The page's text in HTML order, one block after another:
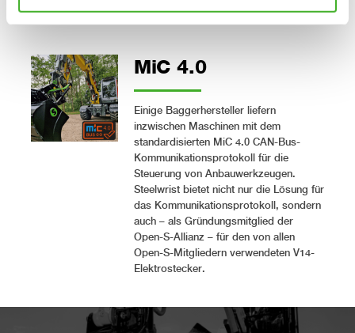
nur bei Kompaktbaggern eingesetzt.
MiC 4.0
Einige Baggerhersteller liefern
inzwischen Maschinen mit dem
standardisierten MiC 4.0 CAN-Bus-
Kommunikationsprotokoll für die
Steuerung von Anbauwerkzeugen.
Steelwrist bietet nicht nur die Lösung für
das Kommunikationsprotokoll, sondern
auch – als Gründungsmitglied der
Open-S-Allianz – für den von allen
Open-S-Mitgliedern verwendeten V14-
Elektrostecker.